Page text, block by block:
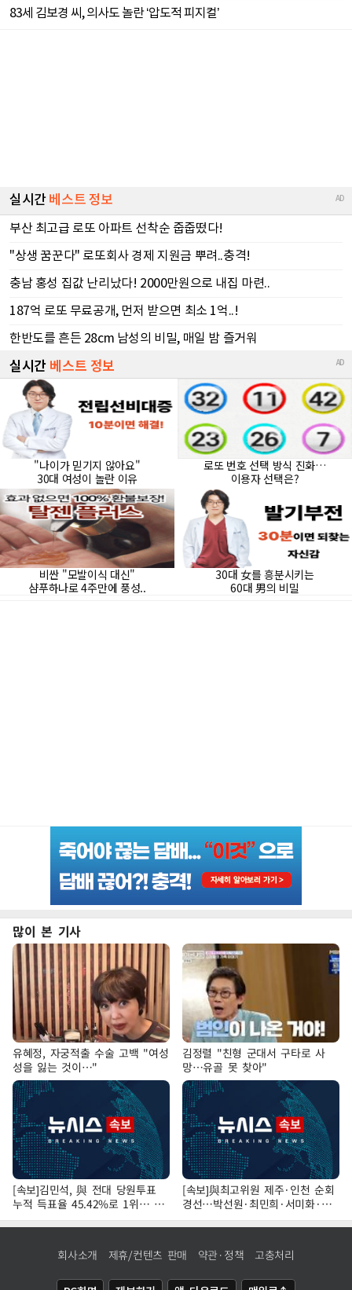
많이 본 기사
유혜정, 자궁적출 수술 고백 "여성
성을 잃는 것이…"
김정렬 "친형 군대서 구타로 사
망…유골 못 찾아"
[속보]김민석, 與 전대 당원투표
누적 득표율 45.42%로 1위… 정
청래 44.56%
[속보]與최고위원 제주·인천 순회
경선…박선원·최민희·서미화·한
민수·김용 순
회사소개 제휴/컨텐츠 판매 약관·정책 고충처리